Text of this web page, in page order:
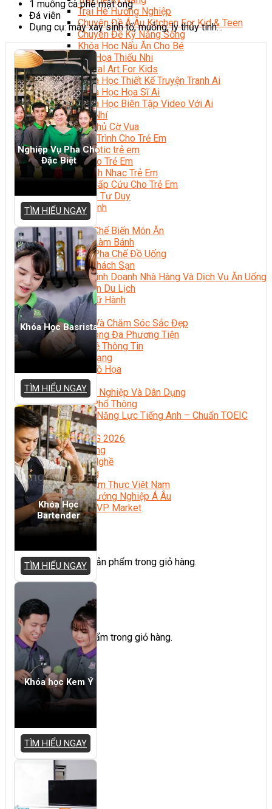
Trại Hè Hướng Nghiệp
Chuyên Đề Á Âu Kitchen For Kid & Teen
Chuyên Đề Kỹ Năng Sống
Khóa Học Nấu Ăn Cho Bé
Hội Họa Thiếu Nhi
Digital Art For Kids
Khóa Học Thiết Kế Truyện Tranh Ai
Khóa Học Họa Sĩ Ai
Khóa Học Biên Tập Video Với Ai
Mc Nhí
Kỳ Thủ Cờ Vua
Lập Trình Cho Trẻ Em
Robotic trẻ em
Piano Trẻ Em
Thanh Nhạc Trẻ Em
Sơ Cấp Cứu Cho Trẻ Em
Toán Tư Duy
Bếp Gia Đình
Trung Cấp CET
Kỹ Thuật Chế Biến Món Ăn
Kỹ Thuật Làm Bánh
Kỹ Thuật Pha Chế Đồ Uống
Quản Trị Khách Sạn
Quản Lý Kinh Doanh Nhà Hàng Và Dịch Vụ Ăn Uống
Hướng Dẫn Du Lịch
Quản Trị Lữ Hành
Marketing
Tạo Mẫu Và Chăm Sóc Sắc Đẹp
Truyền Thông Đa Phương Tiện
Công Nghệ Thông Tin
An Ninh Mạng
Thiết Kế Đồ Họa
Âm Nhạc
Điện Công Nghiệp Và Dân Dụng
Văn Hóa Phổ Thông
Nâng Cao Năng Lực Tiếng Anh – Chuẩn TOEIC
Tin Tức
HỌC BỔNG 2026
Học kỹ năng
Đào Tạo Nghề
Hoạt Động
Văn Hóa Ẩm Thực Việt Nam
Sự Kiện Hướng Nghiệp Á Âu
Siêu Thị ĐVP Market
Chưa có sản phẩm trong giỏ hàng.
Giỏ hàng
Chưa có sản phẩm trong giỏ hàng.
1 muỗng cà phê mật ong
Đá viên
Dụng cụ: máy xay sinh tố, muỗng, ly thủy tinh…
Nghiệp Vụ Pha Chế
Đặc Biệt
TÌM HIỂU NGAY
Khóa Học Basrista
TÌM HIỂU NGAY
Khóa Học
Bartender
TÌM HIỂU NGAY
Khóa học Kem Ý
TÌM HIỂU NGAY